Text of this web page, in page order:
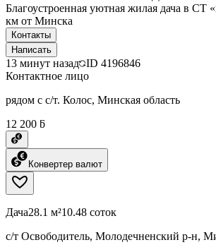
Благоустроенная уютная жилая дача в СТ
км от Минска
Контакты
Написать
13 минут назад ID 4196846
Контактное лицо
рядом с с/т. Колос, Минская область
12 200 ƃ
Конвертер валют
Дача28.1 м²10.48 соток
с/т Освободитель, Молодечненский р-н,